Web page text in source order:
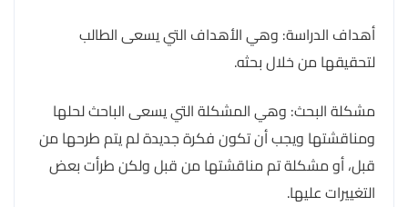
أهداف الدراسة: وهي الأهداف التي يسعى الطالب
لتحقيقها من خلال بحثه.
مشكلة البحث: وهي المشكلة التي يسعى الباحث لحلها
ومناقشتها ويجب أن تكون فكرة جديدة لم يتم طرحها من
قبل، أو مشكلة تم مناقشتها من قبل ولكن طرأت بعض
التغييرات عليها.